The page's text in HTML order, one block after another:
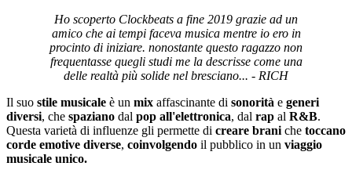
Ho scoperto Clockbeats a fine 2019 grazie ad un
amico che ai tempi faceva musica mentre io ero in
procinto di iniziare. nonostante questo ragazzo non
frequentasse quegli studi me la descrisse come una
delle realtà più solide nel bresciano... - RICH
Il suo stile musicale è un mix affascinante di sonorità e generi
diversi, che spaziano dal pop all'elettronica, dal rap al R&B.
Questa varietà di influenze gli permette di creare brani che toccano
corde emotive diverse, coinvolgendo il pubblico in un viaggio
musicale unico.